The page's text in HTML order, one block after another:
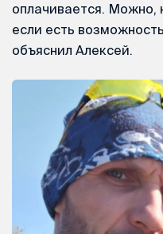
оплачивается. Можно,
если есть
объяснил Алексей.